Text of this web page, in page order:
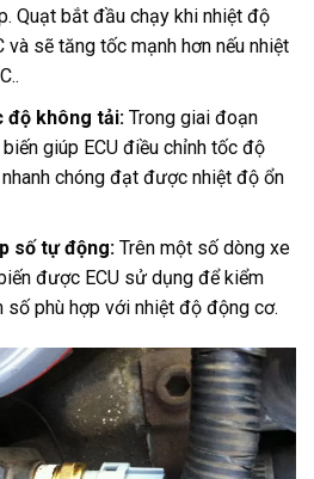
Quạt bắt đầu chạy khi nhiệt độ
sẽ tăng tốc mạnh hơn nếu nhiệt
độ không tải: Trong giai đoạn
giúp ECU điều chỉnh tốc độ
chóng đạt được nhiệt độ ổn
số tự động:Trên một số dòng xe
được ECU sử dụng để kiểm
số phù hợp với nhiệt độ động cơ.